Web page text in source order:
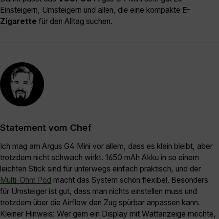
Einsteigern, Umsteigern und allen, die eine kompakte E-
Zigarette für den Alltag suchen.
Statement vom Chef
Ich mag am Argus G4 Mini vor allem, dass es klein bleibt, aber
trotzdem nicht schwach wirkt. 1650 mAh Akku in so einem
leichten Stick sind für unterwegs einfach praktisch, und der
Multi-Ohm Pod macht das System schön flexibel. Besonders
für Umsteiger ist gut, dass man nichts einstellen muss und
trotzdem über die Airflow den Zug spürbar anpassen kann.
Kleiner Hinweis: Wer gern ein Display mit Wattanzeige möchte,